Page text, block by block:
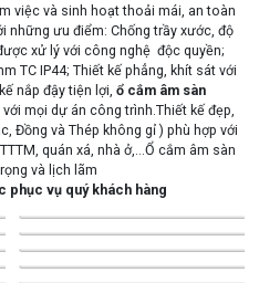
việc và sinh hoạt thoải mái, an toàn
những ưu điểm: Chống trầy xước, độ
xử lý với công nghệ độc quyền;
TC IP44; Thiết kế phẳng, khít sát với
nắp đậy tiện lợi, ổ cắm âm sàn
mọi dự án công trình.Thiết kế đẹp,
Đồng và Thép không gỉ ) phù hợp với
quán xá, nhà ở,...Ổ cắm âm sàn
và lịch lãm
phục vụ quý khách hàng